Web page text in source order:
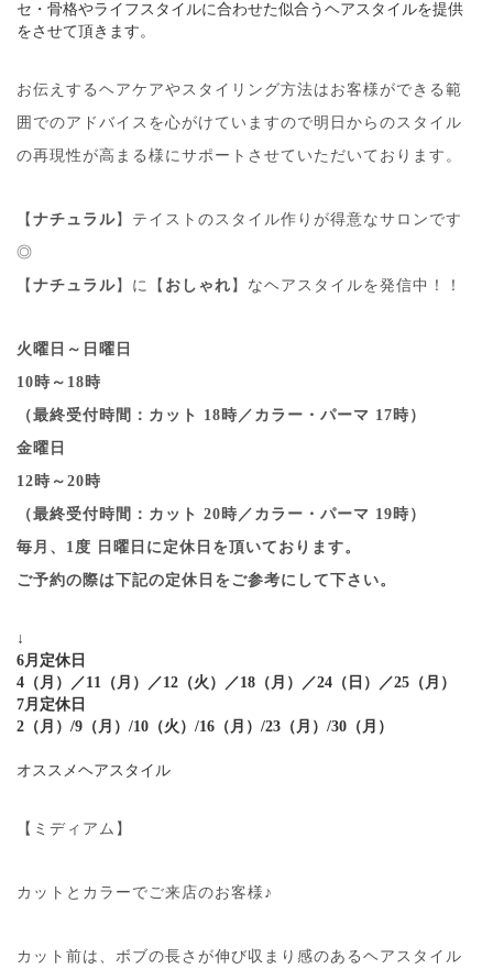
セ・骨格やライフスタイルに合わせた似合うヘアスタイルを提供
をさせて頂きます。
お伝えするヘアケアやスタイリング方法はお客様ができる範
囲でのアドバイスを心がけていますので明日からのスタイル
の再現性が高まる様にサポートさせていただいております。
【 ナチュラル】テイストのスタイル作りが得意なサロンです
◎
【 ナチュラル】に【 おしゃれ 】なヘアスタイルを発信中！！
火曜日～日曜日
10時～18時
（最終受付時間：カット 18時／カラー・パーマ 17時）
金曜日
12時～20時
（最終受付時間：カット 20時／カラー・パーマ 19時）
毎月、1度 日曜日に定休日を頂いております。
ご予約の際は下記の定休日をご参考にして下さい。
↓
6月定休日
4（月）／11（月）／12（火）／18（月）／24（日）／25（月）
7月定休日
2（月）/9（月）/10（火）/16（月）/23（月）/30（月）
オススメヘアスタイル
【ミディアム】
カットとカラーでご来店のお客様♪
カット前は、ボブの長さが伸び収まり感のあるヘアスタイル